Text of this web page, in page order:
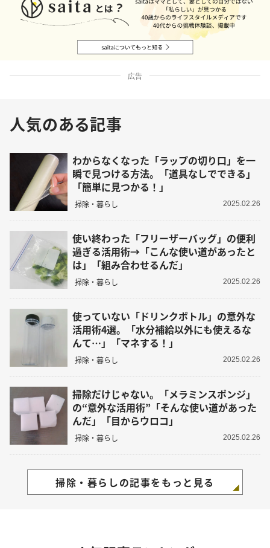
広告
人気のある記事
わからなくなった「ラップの切り口」を一
瞬で見つける方法。「道具なしでできる」
「簡単に見つかる！」
掃除・暮らし 2025.02.26
使い終わった「フリーザーバッグ」の便利
過ぎる活用術→「こんな使い道があったと
は」「組み合わせるんだ」
掃除・暮らし 2025.02.26
使っていない「ドリンクボトル」の意外な
活用術4選。「水分補給以外にも使えるな
んて…」「マネする！」
掃除・暮らし 2025.02.26
掃除だけじゃない。「メラミンスポンジ」
の“意外な活用術”「そんな使い道があった
んだ」「目からウロコ」
掃除・暮らし 2025.02.26
掃除・暮らしの記事をもっと見る